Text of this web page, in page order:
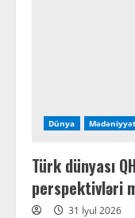
Dünya Mədəniyyət
Türk dünyası
perspektivləri
31 İyul 2026